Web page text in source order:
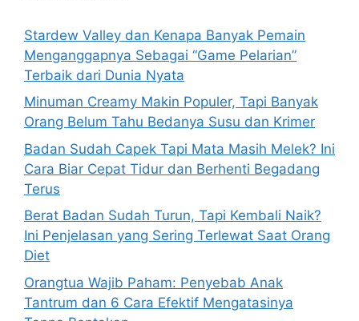
r
:
Stardew Valley dan Kenapa Banyak Pemain
Menganggapnya Sebagai “Game Pelarian”
Terbaik dari Dunia Nyata
Minuman Creamy Makin Populer, Tapi Banyak
Orang Belum Tahu Bedanya Susu dan Krimer
Badan Sudah Capek Tapi Mata Masih Melek? Ini
Cara Biar Cepat Tidur dan Berhenti Begadang
Terus
Berat Badan Sudah Turun, Tapi Kembali Naik?
Ini Penjelasan yang Sering Terlewat Saat Orang
Diet
Orangtua Wajib Paham: Penyebab Anak
Tantrum dan 6 Cara Efektif Mengatasinya